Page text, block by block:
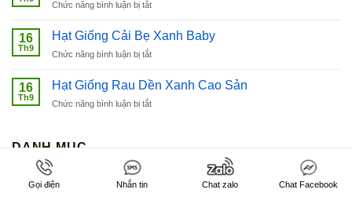
Gỗ
Quý
Chức năng bình luận bị tắtở
Giống
Xoăn
Quốc
16
Th9
Hạt Giống Cải Bẹ Xanh Baby
Chức năng bình luận bị tắtở
Giống
Bẹ
16
Th9
Hạt Giống Rau Dền Xanh Cao Sản
Chức năng bình luận bị tắtở
DANH MỤC
Gọi điện Nhắn tin Chat zalo Chat Facebook